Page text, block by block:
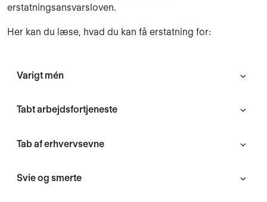
erstatningsansvarsloven.
Her kan du læse, hvad du kan få erstatning for:
Varigt mén
Tabt arbejdsfortjeneste
Tab af erhvervsevne
Svie og smerte